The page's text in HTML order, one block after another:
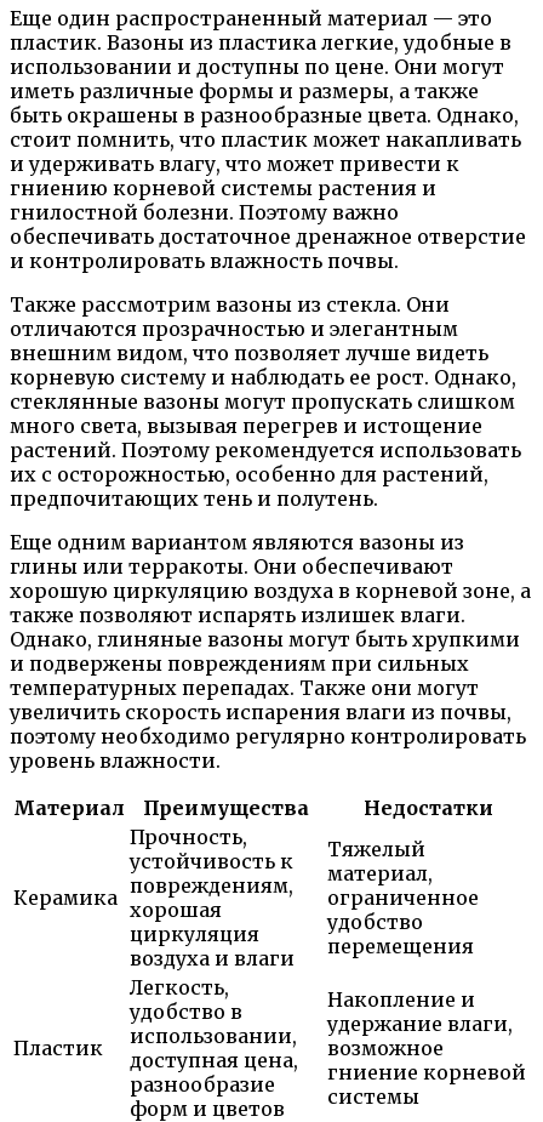
Еще один распространенный материал — это
пластик. Вазоны из пластика легкие, удобные в
использовании и доступны по цене. Они могут
иметь различные формы и размеры, а также
быть окрашены в разнообразные цвета. Однако,
стоит помнить, что пластик может накапливать
и удерживать влагу, что может привести к
гниению корневой системы растения и
гнилостной болезни. Поэтому важно
обеспечивать достаточное дренажное отверстие
и контролировать влажность почвы.
Также рассмотрим вазоны из стекла. Они
отличаются прозрачностью и элегантным
внешним видом, что позволяет лучше видеть
корневую систему и наблюдать ее рост. Однако,
стеклянные вазоны могут пропускать слишком
много света, вызывая перегрев и истощение
растений. Поэтому рекомендуется использовать
их с осторожностью, особенно для растений,
предпочитающих тень и полутень.
Еще одним вариантом являются вазоны из
глины или терракоты. Они обеспечивают
хорошую циркуляцию воздуха в корневой зоне, а
также позволяют испарять излишек влаги.
Однако, глиняные вазоны могут быть хрупкими
и подвержены повреждениям при сильных
температурных перепадах. Также они могут
увеличить скорость испарения влаги из почвы,
поэтому необходимо регулярно контролировать
уровень влажности.
Материал
Преимущества Недостатки
Керамика
Прочность,
устойчивость к
повреждениям,
хорошая
циркуляция
воздуха и влаги
Тяжелый
материал,
ограниченное
удобство
перемещения
Пластик
Легкость,
удобство в
использовании,
доступная цена,
разнообразие
форм и цветов
Накопление и
удержание влаги,
возможное
гниение корневой
системы